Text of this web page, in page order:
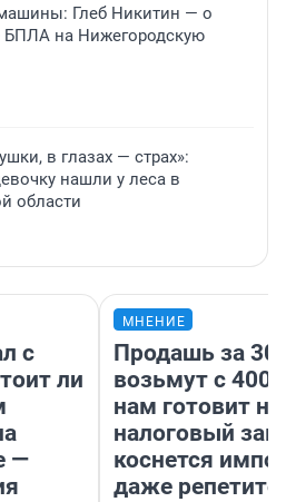
Глеб Никитин — о
БПЛА на Нижегородскую
в глазах — страх»:
нашли у леса в
области
с
ли
—
МНЕНИЕ
Продашь за
возьмут с
нам готовит
налоговый
коснется
даже